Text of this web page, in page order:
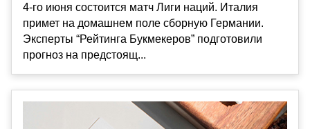
4-го июня состоится матч Лиги наций. Италия
примет на домашнем поле сборную Германии.
Эксперты “Рейтинга Букмекеров” подготовили
прогноз на предстоящ...